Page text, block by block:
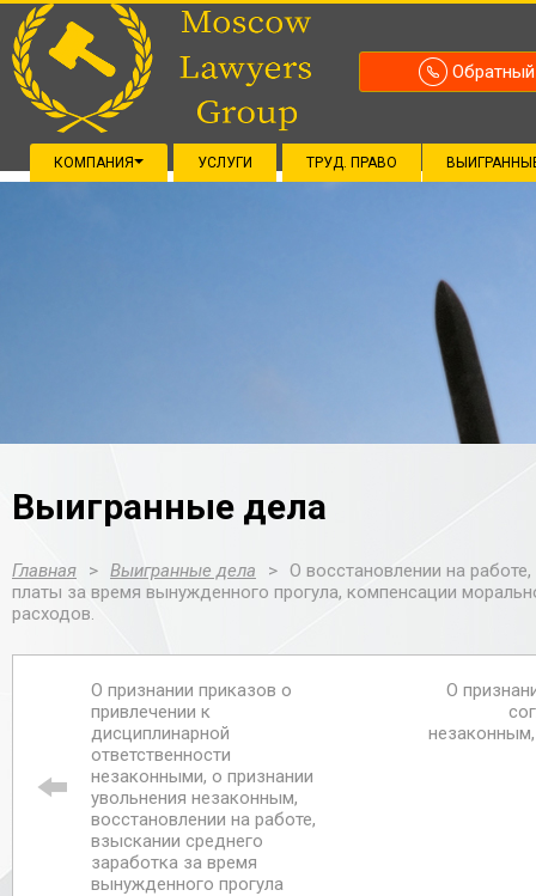
КОМПАНИЯ УСЛУГИ ТРУД. ПРАВО
Выигранные дела
Главная > Выигранные дела > О восстановлении на
платы за время вынужденного прогула, компенсации
расходов.
О признании приказов о
привлечении к
дисциплинарной
ответственности
незаконными, о признании
увольнения незаконным,
восстановлении на работе,
взыскании среднего
заработка за время
вынужденного прогула
О